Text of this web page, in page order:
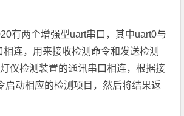
两个增强型uart串口，其中uart0与
相连，用来接收检测命令和发送检测
仪检测装置的通讯串口相连，根据接
启动相应的检测项目，然后将结果返